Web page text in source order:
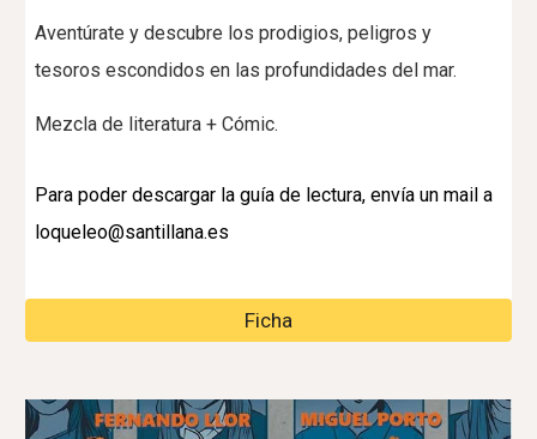
Aventúrate y descubre los prodigios, peligros y
tesoros escondidos en las profundidades del mar.
Mezcla de literatura + Cómic.
Para poder descargar la guía de lectura, envía un mail a
loqueleo@santillana.es
Ficha